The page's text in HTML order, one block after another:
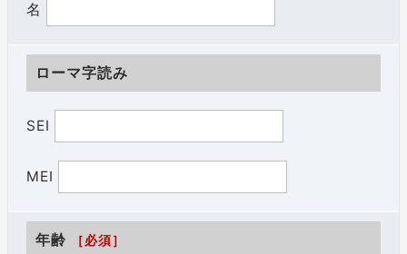
名
ローマ字読み
SEI
MEI
年齢 ［必須］